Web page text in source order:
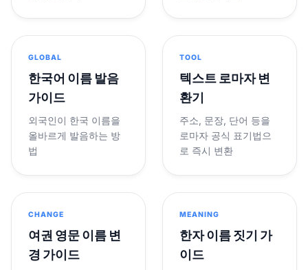
GLOBAL
한국어 이름 발음
가이드
외국인이 한국 이름을
올바르게 발음하는 방
법
TOOL
텍스트 로마자 변
환기
주소, 문장, 단어 등을
로마자 공식 표기법으
로 즉시 변환
CHANGE
여권 영문 이름 변
경 가이드
MEANING
한자 이름 짓기 가
이드